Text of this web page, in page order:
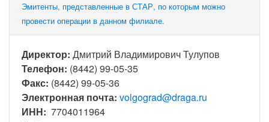
Эмитенты, представленные в СТАР, по которым можно
провести операции в данном филиале.
Директор: Дмитрий Владимирович Тулупов
Телефон: (8442) 99-05-35
Факс: (8442) 99-05-36
Электронная почта: volgograd@draga.ru
ИНН: 7704011964